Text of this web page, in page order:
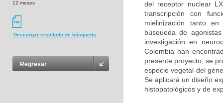
12 meses
Descargar resultado de búsqueda
Regresar
del receptor nuclear
transcripción con
mielinización tanto
búsqueda de
investigación en
Colombia han
presente proyecto, se
especie vegetal del
Se aplicará un diseño
histopatológicos y de